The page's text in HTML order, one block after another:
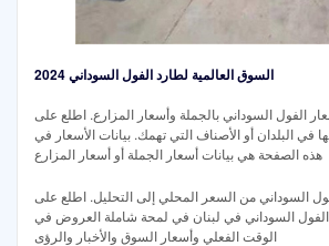
السوق العالمية لطارد الفول السوداني 2024
الفول السوداني بالجملة وأسعار المزارع. اطلع على
في البلدان أو الأصناف التي تهمك. بيانات الأسعار في
هذه الصفحة هي بيانات أسعار الجملة أو أسعار المزارع
السوداني من السعر المحلي إلى التحليل. اطلع على
السوداني في لبنان في لمحة شاملة العروض في
الوقت الفعلي وأسعار السوق والأخبار والرؤى